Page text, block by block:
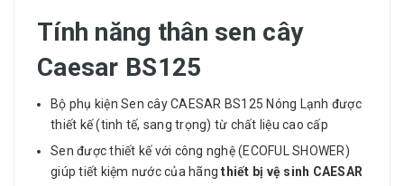
Tính năng thân sen cây
Caesar BS125
Bộ phụ kiện Sen cây CAESAR BS125 Nóng Lạnh được
thiết kế (tinh tế, sang trọng) từ chất liệu cao cấp
Sen được thiết kế với công nghệ (ECOFUL SHOWER)
giúp tiết kiệm nước của hãngthiết bị vệ sinh CAESAR